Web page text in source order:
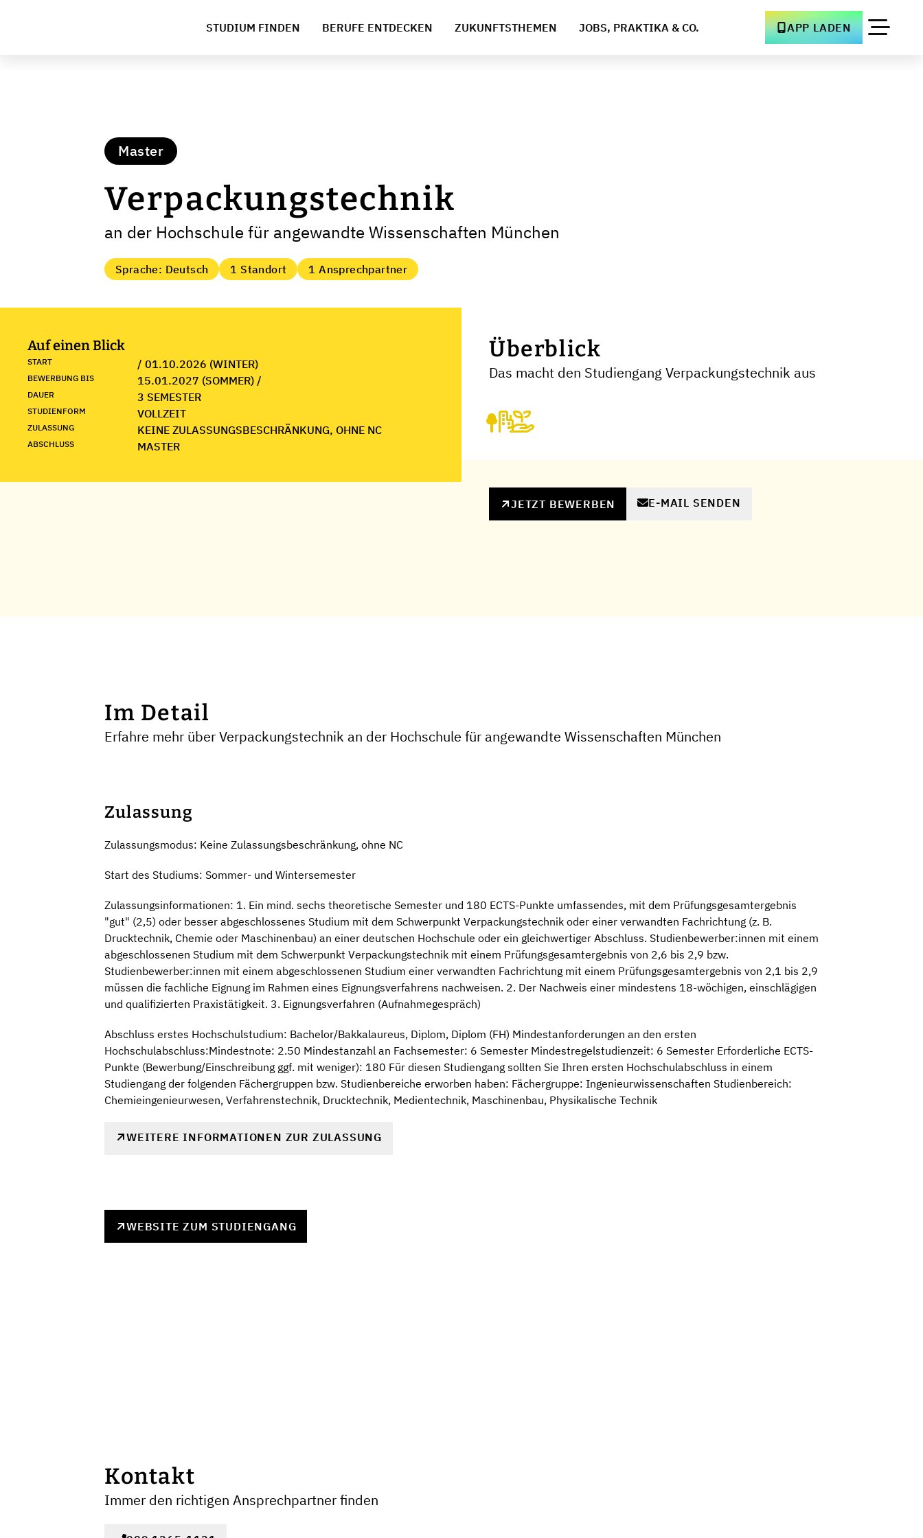
STUDIUM FINDEN BERUFE ENTDECKEN ZUKUNFTSTHEMEN JOBS, PRAKTIKA & CO. APP LADEN
Master
Verpackungstechnik
an der Hochschule für angewandte Wissenschaften München
Sprache: Deutsch 1 Standort 1 Ansprechpartner
Auf einen Blick
START / 01.10.2026 (WINTER)
BEWERBUNG BIS 15.01.2027 (SOMMER) /
DAUER 3 SEMESTER
STUDIENFORM VOLLZEIT
ZULASSUNG KEINE ZULASSUNGSBESCHRÄNKUNG, OHNE NC
ABSCHLUSS MASTER
Überblick
Das macht den Studiengang Verpackungstechnik aus
JETZT BEWERBEN E-MAIL SENDEN
Im Detail
Erfahre mehr über Verpackungstechnik an der Hochschule für angewandte Wissenschaften München
Zulassung
Zulassungsmodus: Keine Zulassungsbeschränkung, ohne NC
Start des Studiums: Sommer- und Wintersemester
Zulassungsinformationen: 1. Ein mind. sechs theoretische Semester und 180 ECTS-Punkte umfassendes, mit dem Prüfungsgesamtergebnis
"gut" (2,5) oder besser abgeschlossenes Studium mit dem Schwerpunkt Verpackungstechnik oder einer verwandten Fachrichtung (z. B.
Drucktechnik, Chemie oder Maschinenbau) an einer deutschen Hochschule oder ein gleichwertiger Abschluss. Studienbewerber:innen mit einem
abgeschlossenen Studium mit dem Schwerpunkt Verpackungstechnik mit einem Prüfungsgesamtergebnis von 2,6 bis 2,9 bzw.
Studienbewerber:innen mit einem abgeschlossenen Studium einer verwandten Fachrichtung mit einem Prüfungsgesamtergebnis von 2,1 bis 2,9
müssen die fachliche Eignung im Rahmen eines Eignungsverfahrens nachweisen. 2. Der Nachweis einer mindestens 18-wöchigen, einschlägigen
und qualifizierten Praxistätigkeit. 3. Eignungsverfahren (Aufnahmegespräch)
Abschluss erstes Hochschulstudium: Bachelor/Bakkalaureus, Diplom, Diplom (FH) Mindestanforderungen an den ersten
Hochschulabschluss:Mindestnote: 2.50 Mindestanzahl an Fachsemester: 6 Semester Mindestregelstudienzeit: 6 Semester Erforderliche ECTS-
Punkte (Bewerbung/Einschreibung ggf. mit weniger): 180 Für diesen Studiengang sollten Sie Ihren ersten Hochschulabschluss in einem
Studiengang der folgenden Fächergruppen bzw. Studienbereiche erworben haben: Fächergruppe: Ingenieurwissenschaften Studienbereich:
Chemieingenieurwesen, Verfahrenstechnik, Drucktechnik, Medientechnik, Maschinenbau, Physikalische Technik
WEITERE INFORMATIONEN ZUR ZULASSUNG
WEBSITE ZUM STUDIENGANG
Kontakt
Immer den richtigen Ansprechpartner finden